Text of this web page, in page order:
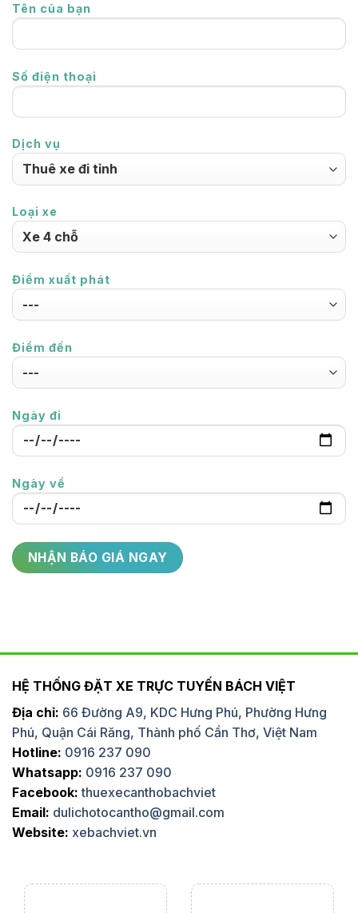
Tên của bạn
Số điện thoại
Dịch vụ
Loại xe
Điểm xuất phát
Điểm đến
Ngày đi
Ngày về
HỆ THỐNG ĐẶT XE TRỰC TUYẾN BÁCH VIỆT
Địa chỉ: 66 Đường A9, KDC Hưng Phú, Phường Hưng
Phú, Quận Cái Răng, Thành phố Cần Thơ, Việt Nam
Hotline: 0916 237 090
Whatsapp: 0916 237 090
Facebook: thuexecanthobachviet
Email: dulichotocantho@gmail.com
Website: xebachviet.vn